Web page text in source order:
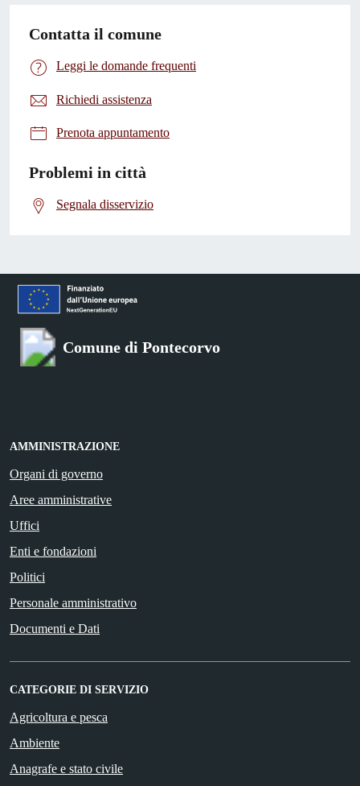
Contatta il comune
Leggi le domande frequenti
Richiedi assistenza
Prenota appuntamento
Problemi in città
Segnala disservizio
Comune di Pontecorvo
AMMINISTRAZIONE
Organi di governo
Aree amministrative
Uffici
Enti e fondazioni
Politici
Personale amministrativo
Documenti e Dati
CATEGORIE DI SERVIZIO
Agricoltura e pesca
Ambiente
Anagrafe e stato civile